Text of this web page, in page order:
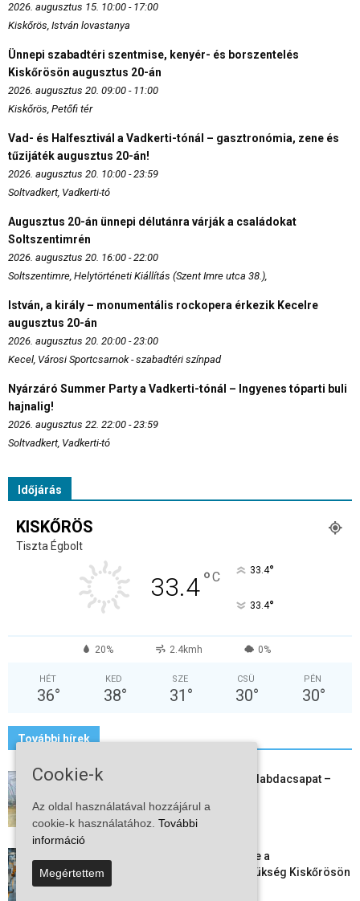
2026. augusztus 15. 10:00 - 17:00
Kiskőrös, István lovastanya
Ünnepi szabadtéri szentmise, kenyér- és borszentelés
Kiskőrösön augusztus 20-án
2026. augusztus 20. 09:00 - 11:00
Kiskőrös, Petőfi tér
Vad- és Halfesztivál a Vadkerti-tónál – gasztronómia, zene és
tűzijáték augusztus 20-án!
2026. augusztus 20. 10:00 - 23:59
Soltvadkert, Vadkerti-tó
Augusztus 20-án ünnepi délutánra várják a családokat
Soltszentimrén
2026. augusztus 20. 16:00 - 22:00
Soltszentimre, Helytörténeti Kiállítás (Szent Imre utca 38.),
István, a király – monumentális rockopera érkezik Kecelre
augusztus 20-án
2026. augusztus 20. 20:00 - 23:00
Kecel, Városi Sportcsarnok - szabadtéri színpad
Nyárzáró Summer Party a Vadkerti-tónál – Ingyenes tóparti buli
hajnalig!
2026. augusztus 22. 22:00 - 23:59
Soltvadkert, Vadkerti-tó
Időjárás
KISKŐRÖS
Tiszta Égbolt
33.4°C 33.4°
33.4°
20% 2.4kmh 0%
HÉT
36°
KED
38°
SZE
31 °
CSÜ
30°
PÉN
30°
További hírek
Megszűnt a kiskőrösi női kézilabdacsapat –
2026-08-08
Aktuális állásajánlatok: ezekre a
munkavállalókra van most szükség Kiskőrösön
és a...
Cookie-k
Az oldal használatával hozzájárul a
cookie-k használatához. További
információ
Megértettem